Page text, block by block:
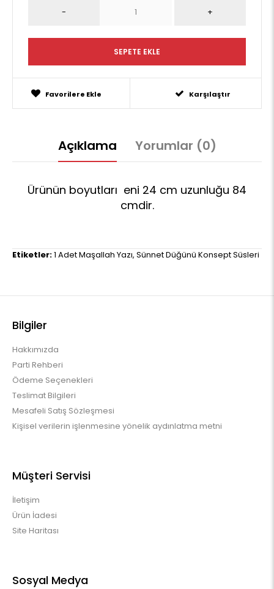
Favorilere Ekle Karşılaştır
Açıklama Yorumlar (0)
Ürünün boyutları eni 24 cm uzunluğu 84
cmdir.
Etiketler:1 Adet Maşallah Yazı, Sünnet Düğünü Konsept Süsleri
Bilgiler
Hakkımızda
Parti Rehberi
Ödeme Seçenekleri
Teslimat Bilgileri
Mesafeli Satış Sözleşmesi
Kişisel verilerin işlenmesine yönelik aydınlatma metni
Müşteri Servisi
İletişim
Ürün İadesi
Site Haritası
Sosyal Medya